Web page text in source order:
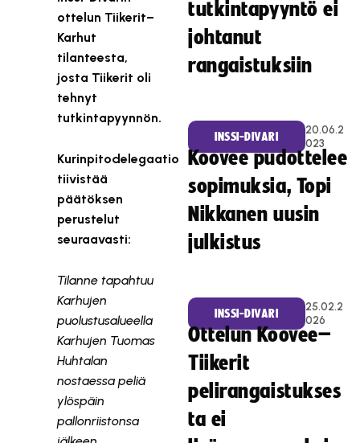
ottelun Tiikerit–
Karhut
tilanteesta,
josta Tiikerit oli
tehnyt
tutkintapyynnön.
Kurinpitodelegaatio
tiivistää
päätöksen
perustelut
seuraavasti:
Tilanne tapahtuu
Karhujen
puolustusalueella
Karhujen Tuomas
Huhtalan
nostaessa peliä
ylöspäin
pallonriistonsa
tutkintapyyntö ei
johtanut
rangaistuksiin
INSSI-DIVARI
20.06.2
023
Koovee pudottelee
sopimuksia, Topi
Nikkanen uusin
julkistus
INSSI-DIVARI
25.02.2
026
Ottelun Koovee–
Tiikerit
pelirangaistukses
ta ei